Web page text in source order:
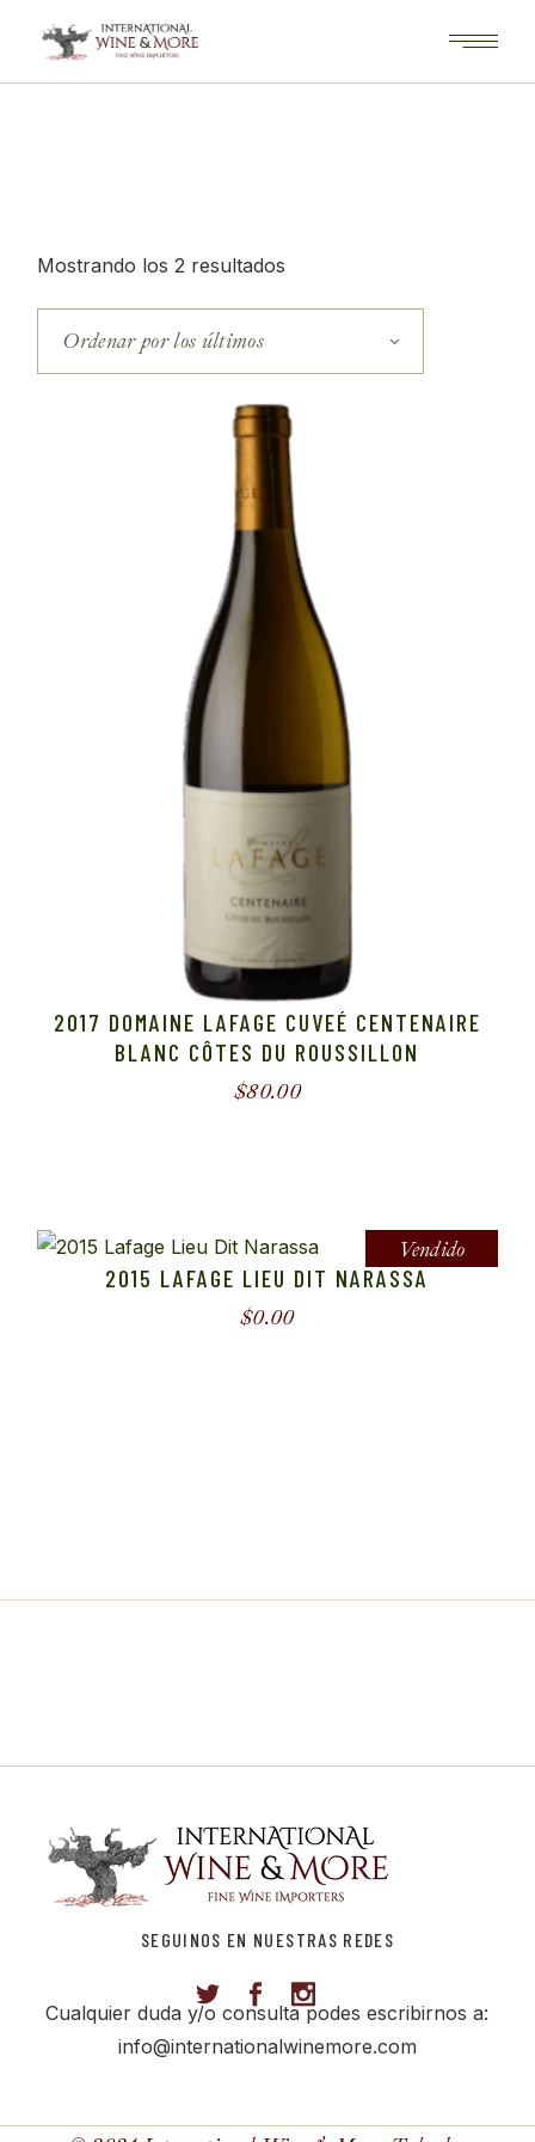
contenido
Mostrando los 2 resultados
últimos
Ordenar por los últimos
2017 DOMAINE LAFAGE CUVEÉ CENTENAIRE
BLANC CÔTES DU ROUSSILLON
$80.00
Vendido
2015 LAFAGE LIEU DIT NARASSA
$0.00
SEGUINOS EN NUESTRAS REDES
Cualquier duda y/o consulta podes escribirnos a:
info@internationalwinemore.com